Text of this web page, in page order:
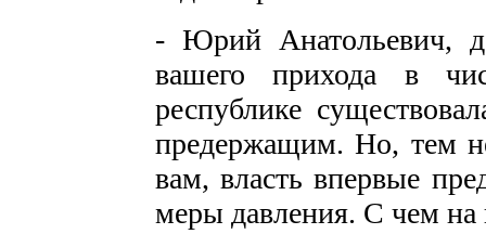
- Юрий Анатольевич,
вашего прихода в
республике
предержащим. Но, тем
вам, власть впервые
меры давления. С чем на